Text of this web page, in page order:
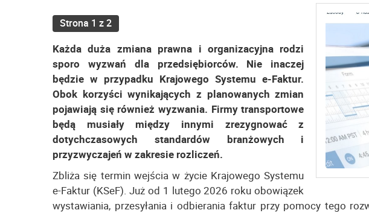
Strona 1 z 2
Każda duża zmiana prawna i organizacyjna rodzi
sporo wyzwań dla przedsiębiorców. Nie inaczej
będzie w przypadku Krajowego Systemu e-Faktur.
Obok korzyści wynikających z planowanych zmian
pojawiają się również wyzwania. Firmy transportowe
będą musiały między innymi zrezygnować z
dotychczasowych standardów branżowych i
przyzwyczajeń w zakresie rozliczeń.
Zbliża się termin wejścia w życie Krajowego Systemu
e-Faktur (KSeF). Już od 1 lutego 2026 roku obowiązek
wystawiania, przesyłania i odbierania faktur przy pomocy tego